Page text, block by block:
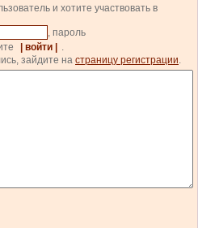
и хотите участвовать в
, пароль
| войти |
.
зайдите на страницу регистрации.